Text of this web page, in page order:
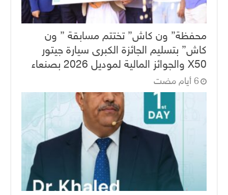
محفظة” ون كاش” تختتم مسابقة ” ون
كاش” بتسليم الجائزة الكبرى سيارة جيتور
X50 والجوائز المالية لموديل 2026 بصنعاء
‏6 أيام مضت